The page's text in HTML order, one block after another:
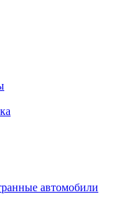
автомобили